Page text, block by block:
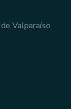
Valparaíso